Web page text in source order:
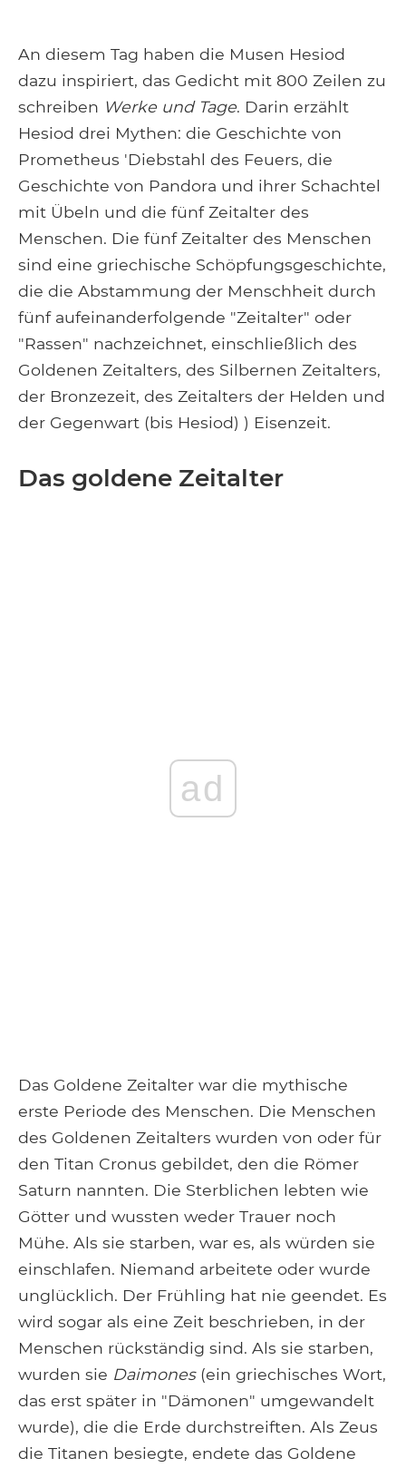
An diesem Tag haben die Musen Hesiod
dazu inspiriert, das Gedicht mit 800 Zeilen zu
schreiben Werke und Tage. Darin erzählt
Hesiod drei Mythen: die Geschichte von
Prometheus 'Diebstahl des Feuers, die
Geschichte von Pandora und ihrer Schachtel
mit Übeln und die fünf Zeitalter des
Menschen. Die fünf Zeitalter des Menschen
sind eine griechische Schöpfungsgeschichte,
die die Abstammung der Menschheit durch
fünf aufeinanderfolgende "Zeitalter" oder
"Rassen" nachzeichnet, einschließlich des
Goldenen Zeitalters, des Silbernen Zeitalters,
der Bronzezeit, des Zeitalters der Helden und
der Gegenwart (bis Hesiod) ) Eisenzeit.
Das goldene Zeitalter
ad
Das Goldene Zeitalter war die mythische
erste Periode des Menschen. Die Menschen
des Goldenen Zeitalters wurden von oder für
den Titan Cronus gebildet, den die Römer
Saturn nannten. Die Sterblichen lebten wie
Götter und wussten weder Trauer noch
Mühe. Als sie starben, war es, als würden sie
einschlafen. Niemand arbeitete oder wurde
unglücklich. Der Frühling hat nie geendet. Es
wird sogar als eine Zeit beschrieben, in der
Menschen rückständig sind. Als sie starben,
wurden sie Daimones (ein griechisches Wort,
das erst später in "Dämonen" umgewandelt
wurde), die die Erde durchstreiften. Als Zeus
die Titanen besiegte, endete das Goldene